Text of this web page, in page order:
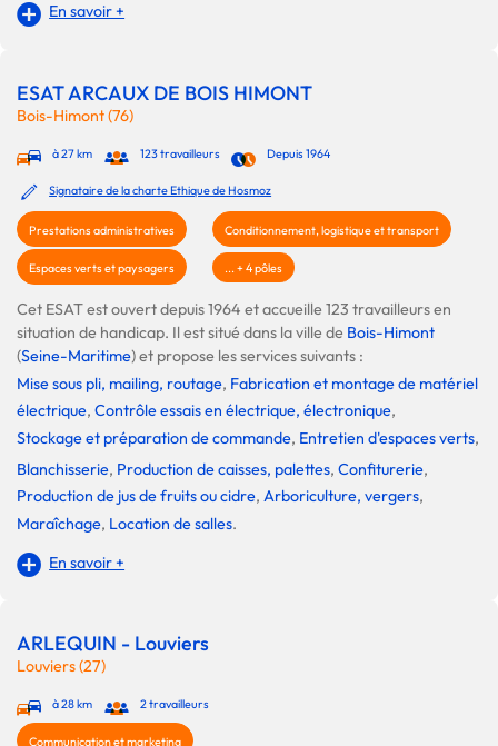
En savoir +
ESAT ARCAUX DE BOIS HIMONT
Bois-Himont (76)
à 27 km 123 travailleurs Depuis 1964
Signataire de la charte Ethique de Hosmoz
Prestations administratives Conditionnement, logistique et transport
Espaces verts et paysagers ... + 4 pôles
Cet ESAT est ouvert depuis 1964 et accueille 123 travailleurs en
situation de handicap. Il est situé dans la ville de Bois-Himont
(Seine-Maritime) et propose les services suivants :
Mise sous pli, mailing, routage, Fabrication et montage de matériel
électrique, Contrôle essais en électrique, électronique,
Stockage et préparation de commande, Entretien d'espaces verts,
Blanchisserie, Production de caisses, palettes, Confiturerie,
Production de jus de fruits ou cidre, Arboriculture, vergers,
Maraîchage, Location de salles.
En savoir +
ARLEQUIN - Louviers
Louviers (27)
à 28 km 2 travailleurs
Communication et marketing